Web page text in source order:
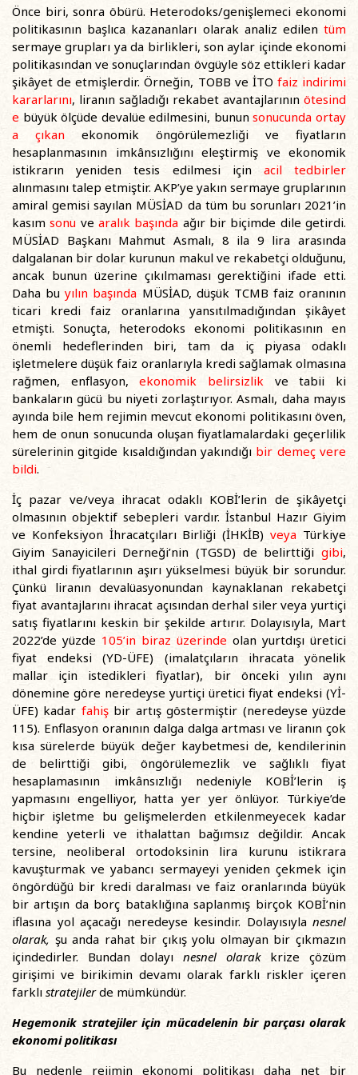
Önce biri, sonra öbürü. Heterodoks/genişlemeci ekonomi
politikasının başlıca kazananları olarak analiz edilen tüm
sermaye grupları ya da birlikleri, son aylar içinde ekonomi
politikasından ve sonuçlarından övgüyle söz ettikleri kadar
şikâyet de etmişlerdir. Örneğin, TOBB ve İTO faiz indirimi
kararlarını, liranın sağladığı rekabet avantajlarının ötesind
e büyük ölçüde devalüe edilmesini, bununsonucunda ortay
a çıkan ekonomik öngörülemezliği ve fiyatların
hesaplanmasının imkânsızlığını eleştirmiş ve ekonomik
istikrarın yeniden tesis edilmesi için acil tedbirler
alınmasını talep etmiştir. AKP’ye yakın sermaye gruplarının
amiral gemisi sayılan MÜSİAD da tüm bu sorunları 2021’in
kasımsonu vearalık başında ağır bir biçimde dile getirdi.
MÜSİAD Başkanı Mahmut Asmalı, 8 ila 9 lira arasında
dalgalanan bir dolar kurunun makul ve rekabetçi olduğunu,
ancak bunun üzerine çıkılmaması gerektiğini ifade etti.
Daha buyılın başında MÜSİAD, düşük TCMB faiz oranının
ticari kredi faiz oranlarına yansıtılmadığından şikâyet
etmişti. Sonuçta, heterodoks ekonomi politikasının en
önemli hedeflerinden biri, tam da iç piyasa odaklı
işletmelere düşük faiz oranlarıyla kredi sağlamak olmasına
rağmen, enflasyon,ekonomik belirsizlik ve tabii ki
bankaların gücü bu niyeti zorlaştırıyor. Asmalı, daha mayıs
ayında bile hem rejimin mevcut ekonomi politikasını öven,
hem de onun sonucunda oluşan fiyatlamalardaki geçerlilik
sürelerinin gitgide kısaldığından yakındığı bir demeç vere
bildi.
İç pazar ve/veya ihracat odaklı KOBİ’lerin de şikâyetçi
olmasının objektif sebepleri vardır. İstanbul Hazır Giyim
ve Konfeksiyon İhracatçıları Birliği (İHKİB) veya Türkiye
Giyim Sanayicileri Derneği’nin (TGSD) de belirttiği gibi,
ithal girdi fiyatlarının aşırı yükselmesi büyük bir sorundur.
Çünkü liranın devalüasyonundan kaynaklanan rekabetçi
fiyat avantajlarını ihracat açısından derhal siler veya yurtiçi
satış fiyatlarını keskin bir şekilde artırır. Dolayısıyla, Mart
2022’de yüzde 105’in biraz üzerinde olan yurtdışı üretici
fiyat endeksi (YD-ÜFE) (imalatçıların ihracata yönelik
mallar için istedikleri fiyatlar), bir önceki yılın aynı
dönemine göre neredeyse yurtiçi üretici fiyat endeksi (Yİ-
ÜFE) kadar fahişbir artış göstermiştir (neredeyse yüzde
115). Enflasyon oranının dalga dalga artması ve liranın çok
kısa sürelerde büyük değer kaybetmesi de, kendilerinin
de belirttiği gibi, öngörülemezlik ve sağlıklı fiyat
hesaplamasının imkânsızlığı nedeniyle KOBİ’lerin iş
yapmasını engelliyor, hatta yer yer önlüyor. Türkiye’de
hiçbir işletme bu gelişmelerden etkilenmeyecek kadar
kendine yeterli ve ithalattan bağımsız değildir. Ancak
tersine, neoliberal ortodoksinin lira kurunu istikrara
kavuşturmak ve yabancı sermayeyi yeniden çekmek için
öngördüğü bir kredi daralması ve faiz oranlarında büyük
bir artışın da borç bataklığına saplanmış birçok KOBİ’nin
iflasına yol açacağı neredeyse kesindir. Dolayısıyla nesnel
olarak, şu anda rahat bir çıkış yolu olmayan bir çıkmazın
içindedirler. Bundan dolayı nesnel olarakkrize çözüm
girişimi ve birikimin devamı olarak farklı riskler içeren
farklı stratejilerde mümkündür.
Hegemonik stratejiler için mücadelenin bir parçası olarak
ekonomi politikası
Bu nedenle rejimin ekonomi politikası daha net bir